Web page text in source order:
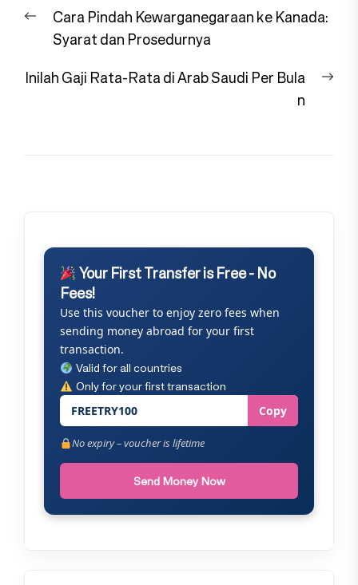
pos
Previous
post:
Cara Pindah Kewarganegaraan ke Kanada:
Syarat dan Prosedurnya
Inilah Gaji Rata-Rata di Arab Saudi Per Bula
n
Your First Transfer is Free - No
Fees!
Use this voucher to enjoy zero fees when
sending money abroad for your first
transaction.
Valid for all countries
Only for your first transaction
FREETRY100 Copy
No expiry – voucher is lifetime
Send Money Now